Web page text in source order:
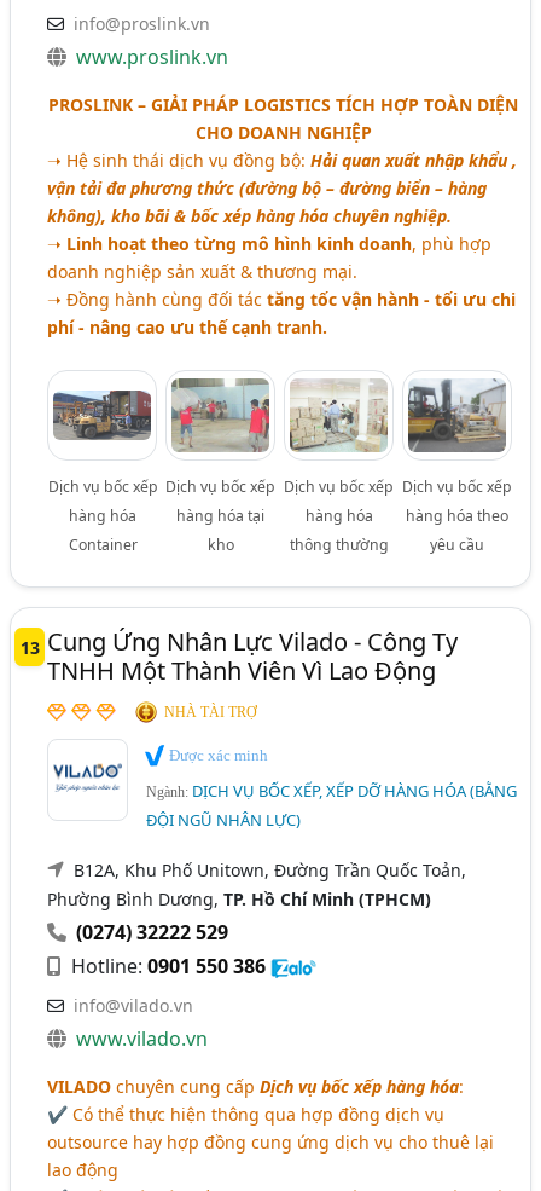
info@proslink.vn
www.proslink.vn
PROSLINK – GIẢI PHÁP LOGISTICS TÍCH HỢP TOÀN DIỆN
CHO DOANH NGHIỆP
➝ Hệ sinh thái dịch vụ đồng bộ:Hải quan xuất nhập khẩu ,
vận tải đa phương thức (đường bộ – đường biển – hàng
không), kho bãi & bốc xép hàng hóa chuyên nghiệp.
➝ Linh hoạt theo từng mô hình kinh doanh, phù hợp
doanh nghiệp sản xuất & thương mại.
➝ Đồng hành cùng đối táctăng tốc vận hành - tối ưu chi
phí - nâng cao ưu thế cạnh tranh.
Dịch vụ bốc xếp
hàng hóa
Container
Dịch vụ bốc xếp
hàng hóa tại
kho
Dịch vụ bốc xếp
hàng hóa
thông thường
Dịch vụ bốc xếp
hàng hóa theo
yêu cầu
13 Cung Ứng Nhân Lực Vilado - Công Ty
TNHH Một Thành Viên Vì Lao Động
NHÀ TÀI TRỢ
Được xác minh
Ngành: DỊCH VỤ BỐC XẾP, XẾP DỠ HÀNG HÓA (BẰNG
ĐỘI NGŨ NHÂN LỰC)
B12A, Khu Phố Unitown, Đường Trần Quốc Toản,
Phường Bình Dương,TP. Hồ Chí Minh (TPHCM)
(0274) 32222 529
Hotline:0901 550 386
info@vilado.vn
www.vilado.vn
VILADO chuyên cung cấpDịch vụ bốc xếp hàng hóa:
✔ Có thể thực hiện thông qua hợp đồng dịch vụ
outsource hay hợp đồng cung ứng dịch vụ cho thuê lại
lao động